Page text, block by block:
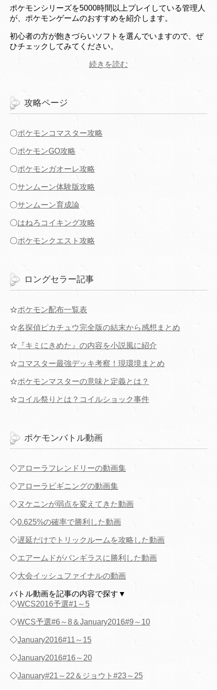
ポケモンシリーズを5000時間以上プレイしている管理人
が、ポケモンゲームのおすすめを紹介します。
初心者の方が飽きづらいソフトを選んでいますので、ぜ
ひチェックしてみてください。
続きを読む
攻略ページ
〇ポケモンコマスター攻略
〇ポケモンGO攻略
〇ポケモンガオーレ攻略
〇サンムーン体験版攻略
〇サンムーン育成論
〇はねろコイキング攻略
〇ポケモンクエスト攻略
ロングセラー記事
☆ポケモン配布一覧表
☆名探偵ピカチュウ完全版の結末から感想まとめ
☆ 『キミにきめた』の内容を小説風に紹介
☆コマスター最強デッキ考察！現環境まとめ
☆ポケモンマスターの意味と定義とは？
☆コイル祭りとは？コイルショック事件
ポケモンバトル動画
◇アローラフレンドリーの動画集
◇アローラビギニングの動画集
◇ヌケニンが弱点を変えてきた動画
◇0.625%の確率で勝利した動画
◇遅延だけでトリックルームを攻略した動画
◇エアームドがバンギラスに勝利した動画
◇大会イッシュファイナルの動画
バトル動画を記事の内容で探す▼
◇WCS2016予選#1～5
◇WCS予選#6～8＆January2016#9～10
◇January2016#11～15
◇January2016#16～20
◇January#21～22＆ジョウト#23～25